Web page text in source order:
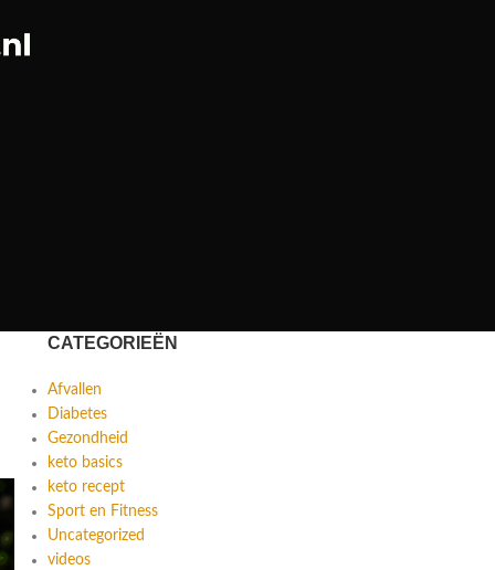
CATEGORIEËN
Afvallen
Diabetes
Gezondheid
keto basics
keto recept
Sport en Fitness
Uncategorized
videos